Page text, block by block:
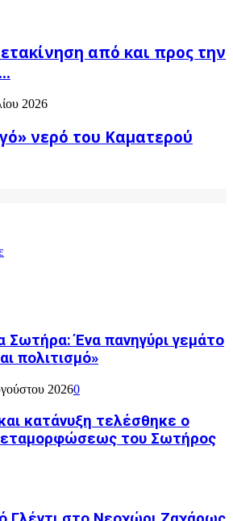
από και προς την
2026
νερό του Καματερού
Σωτήρα: Ένα πανηγύρι γεμάτο
πολιτισμό»
20260
κατάνυξη τελέσθηκε ο
του Σωτήρος